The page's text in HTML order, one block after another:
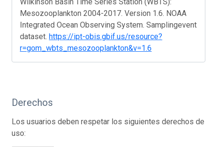
Mesozooplankton 2004-2017. Version 1.6. NOAA
Integrated Ocean Observing System. Samplingevent
dataset. https://ipt-obis.gbif.us/resource?
r=gom_wbts_mesozooplankton&v=1.6
Derechos
Los usuarios deben respetar los siguientes derechos de
uso: